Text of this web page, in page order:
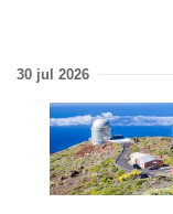
30 jul 2026